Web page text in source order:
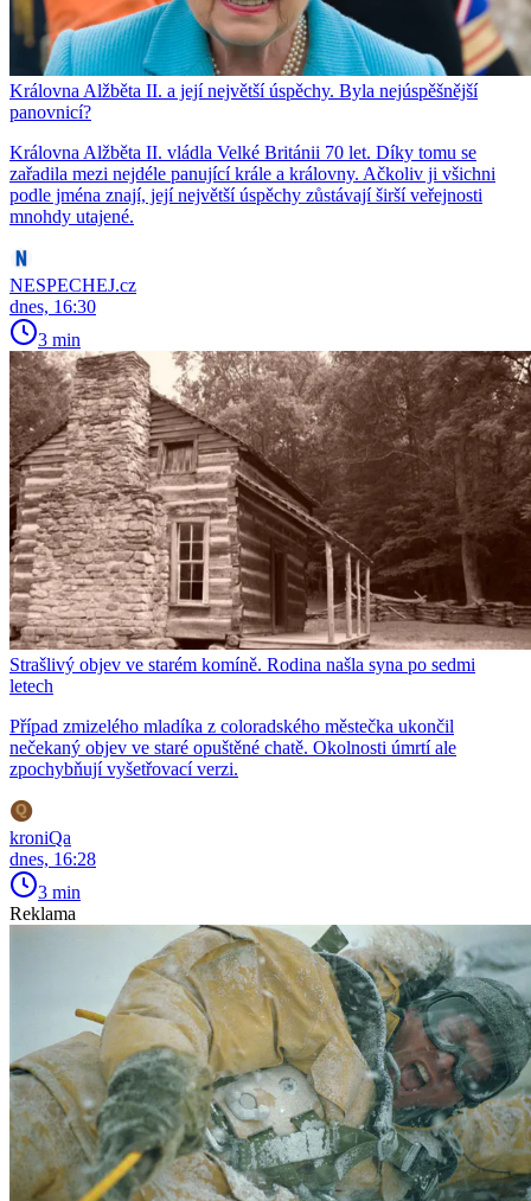
Královna Alžběta II. a její největší úspěchy. Byla nejúspěšnější
panovnicí?
Královna Alžběta II. vládla Velké Británii 70 let. Díky tomu se
zařadila mezi nejdéle panující krále a královny. Ačkoliv ji všichni
podle jména znají, její největší úspěchy zůstávají širší veřejnosti
mnohdy utajené.
NESPECHEJ.cz
dnes, 16:30
3 min
Strašlivý objev ve starém komíně. Rodina našla syna po sedmi
letech
Případ zmizelého mladíka z coloradského městečka ukončil
nečekaný objev ve staré opuštěné chatě. Okolnosti úmrtí ale
zpochybňují vyšetřovací verzi.
kroniQa
dnes, 16:28
3 min
Reklama